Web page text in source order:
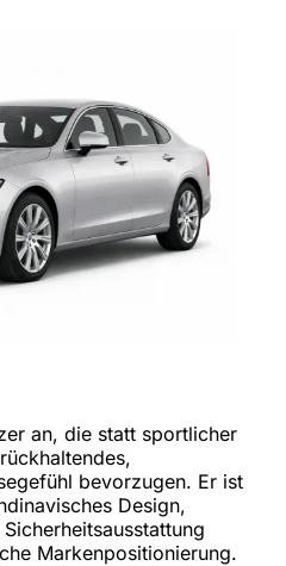
an, die statt sportlicher
bevorzugen. Er ist
Design,
Markenpositionierung.